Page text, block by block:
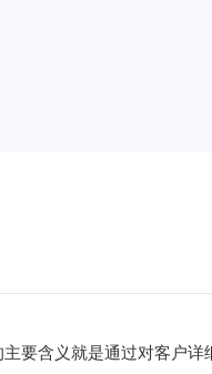
要含义就是通过对客户详